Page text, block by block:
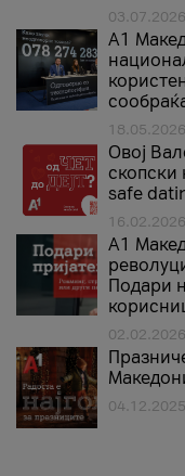
03.07.2026
A1
18.05.2026
Овој
скопски
safe
16.02.2026
А1
Подари
02.02.2026
04.12.2025